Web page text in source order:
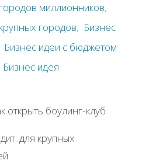
миллионников,
городов, Бизнес
Бизнес идеи с бюджетом
Бизнес идея
для крупных